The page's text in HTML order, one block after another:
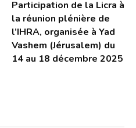
Participation de la Licra à
la réunion plénière de
l’IHRA, organisée à Yad
Vashem (Jérusalem) du
14 au 18 décembre 2025